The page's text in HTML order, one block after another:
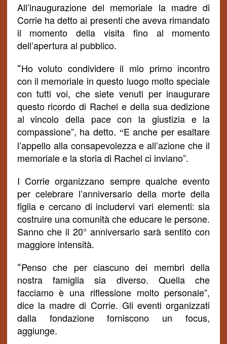
All’inaugurazione del memoriale la madre di
Corrie ha detto ai presenti che aveva rimandato
il momento della visita fino al momento
dell’apertura al pubblico.
“Ho voluto condividere il mio primo incontro
con il memoriale in questo luogo molto speciale
con tutti voi, che siete venuti per inaugurare
questo ricordo di Rachel e della sua dedizione
al vincolo della pace con la giustizia e la
compassione”, ha detto. “E anche per esaltare
l’appello alla consapevolezza e all’azione che il
memoriale e la storia di Rachel ci inviano”.
I Corrie organizzano sempre qualche evento
per celebrare l’anniversario della morte della
figlia e cercano di includervi vari elementi: sia
costruire una comunità che educare le persone.
Sanno che il 20° anniversario sarà sentito con
maggiore intensità.
“Penso che per ciascuno dei membri della
nostra famiglia sia diverso. Quella che
facciamo è una riflessione molto personale”,
dice la madre di Corrie. Gli eventi organizzati
dalla fondazione forniscono un focus,
aggiunge.